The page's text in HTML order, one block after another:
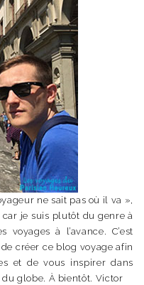
ne sait pas où il va »,
car je suis plutôt du genre à
à l’avance. C’est
créer ce blog voyage afin
et de vous inspirer dans
du globe. À bientôt. Victor